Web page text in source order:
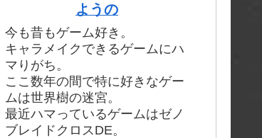
ようの
今も昔もゲーム好き。
キャラメイクできるゲームにハ
マりがち。
ここ数年の間で特に好きなゲー
ムは世界樹の迷宮。
最近ハマっているゲームはゼノ
ブレイドクロスDE。